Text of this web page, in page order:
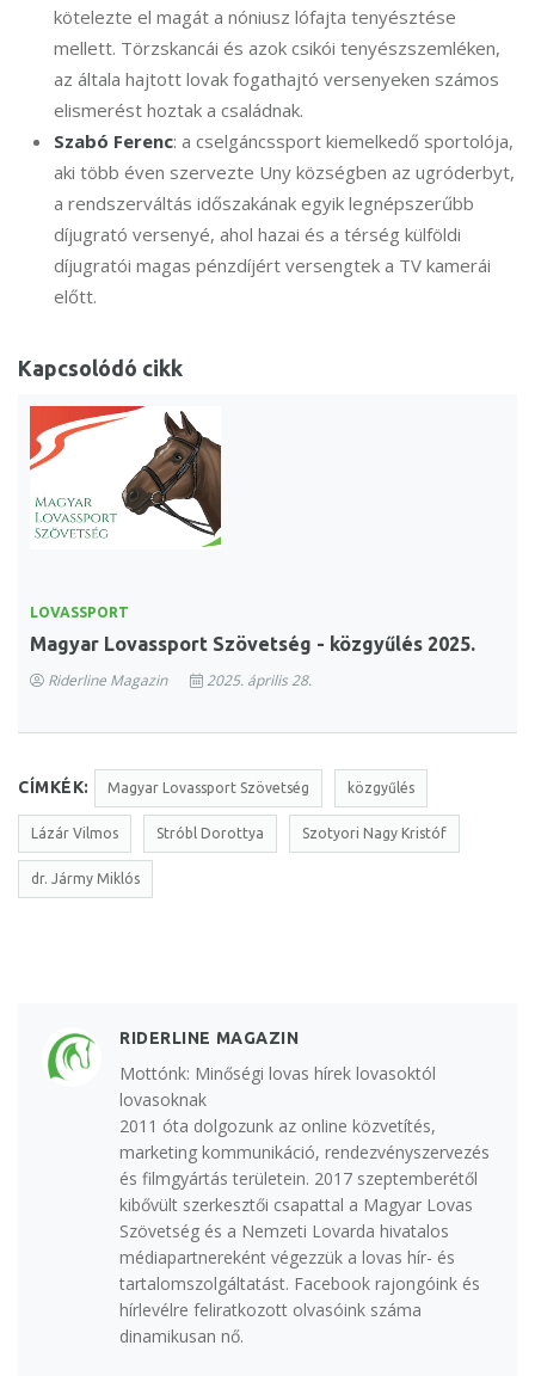
kötelezte el magát a nóniusz lófajta tenyésztése
mellett. Törzskancái és azok csikói tenyészszemléken,
az általa hajtott lovak fogathajtó versenyeken számos
elismerést hoztak a családnak.
Szabó Ferenc: a cselgáncssport kiemelkedő sportolója,
aki több éven szervezte Uny községben az ugróderbyt,
a rendszerváltás időszakának egyik legnépszerűbb
díjugrató versenyé, ahol hazai és a térség külföldi
díjugratói magas pénzdíjért versengtek a TV kamerái
előtt.
Kapcsolódó cikk
LOVASSPORT
Magyar Lovassport Szövetség - közgyűlés 2025.
Riderline Magazin 2025. április 28.
CÍMKÉK: Magyar Lovassport Szövetség közgyűlés
Lázár Vilmos Stróbl Dorottya Szotyori Nagy Kristóf
dr. Jármy Miklós
RIDERLINE MAGAZIN
Mottónk: Minőségi lovas hírek lovasoktól
lovasoknak
2011 óta dolgozunk az online közvetítés,
marketing kommunikáció, rendezvényszervezés
és filmgyártás területein. 2017 szeptemberétől
kibővült szerkesztői csapattal a Magyar Lovas
Szövetség és a Nemzeti Lovarda hivatalos
médiapartnereként végezzük a lovas hír- és
tartalomszolgáltatást. Facebook rajongóink és
hírlevélre feliratkozott olvasóink száma
dinamikusan nő.